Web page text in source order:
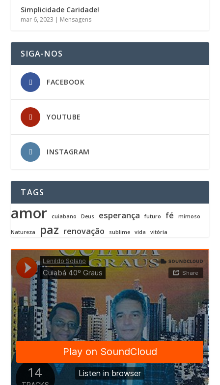
Simplicidade Caridade!
mar 6, 2023 | Mensagens
SIGA-NOS
FACEBOOK
YOUTUBE
INSTAGRAM
TAGS
amor cuiabano Deus esperança futuro fé mimoso
Natureza paz renovação sublime vida vitória